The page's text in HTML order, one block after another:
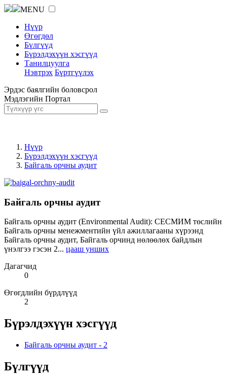
MENU
Нүүр
Өгөгдөл
Бүлгүүд
Бүрэлдэхүүн хэсгүүд
Танилцуулга
Нэвтрэх Бүртгүүлэх
Эрдэс баялгийн боловсрол
Мэдлэгийн Портал
Нүүр
Бүрэлдэхүүн хэсгүүд
Байгаль орчны аудит
Байгаль орчны аудит
Байгаль орчны аудит (Environmental Audit): СЕСМИМ төслийн
Байгаль орчны менежментийн үйл ажиллагааны хүрээнд
Байгаль орчны аудит, Байгаль орчинд нөлөөлөх байдлын
үнэлгээ гэсэн 2... цааш унших
Дагагчид
0
Өгөгдлийн бүрдлүүд
2
Бүрэлдэхүүн хэсгүүд
Байгаль орчны аудит - 2
Бүлгүүд